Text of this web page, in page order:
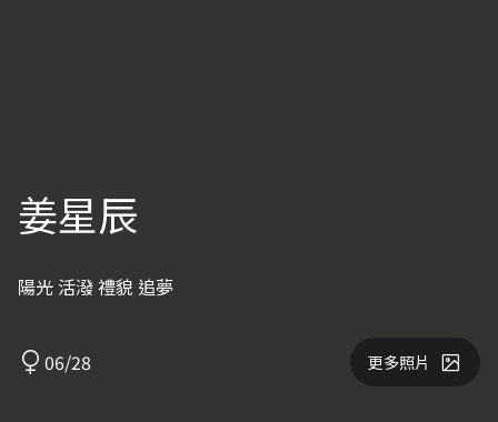
姜星辰
陽光 活潑 禮貌 追夢
06/28 更多照片